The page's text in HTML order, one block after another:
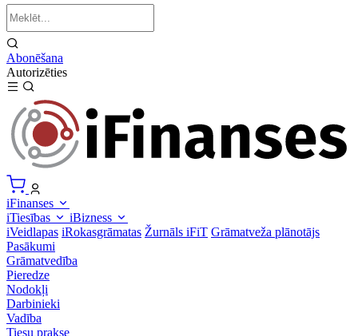
Abonēšana
Autorizēties
iFinanses
iTiesības
iBizness
iVeidlapas iRokasgrāmatas Žurnāls iFiT Grāmatveža plānotājs
Pasākumi
Grāmatvedība
Pieredze
Nodokļi
Darbinieki
Vadība
Tiesu prakse